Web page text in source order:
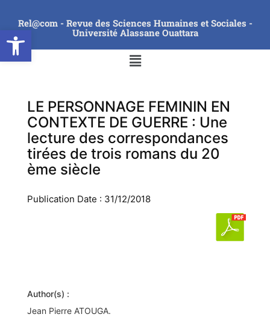
Ouvrir la barre d’outils
Rel@com - Revue des Sciences Humaines et Sociales -
Université Alassane Ouattara
LE PERSONNAGE FEMININ EN
CONTEXTE DE GUERRE : Une
lecture des correspondances
tirées de trois romans du 20
ème siècle
Publication Date : 31/12/2018
Author(s) :
Jean Pierre ATOUGA.